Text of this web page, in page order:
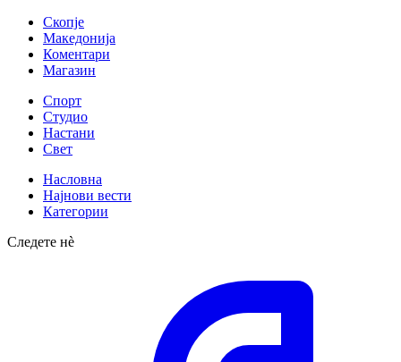
Скопје
Македонија
Коментари
Магазин
Спорт
Студио
Настани
Свет
Насловна
Најнови вести
Категории
Следете нè